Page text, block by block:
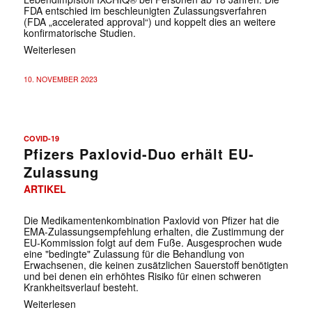
FDA entschied im beschleunigten Zulassungsverfahren
(FDA „accelerated approval“) und koppelt dies an weitere
konfirmatorische Studien.
Weiterlesen
10. NOVEMBER 2023
COVID-19
Pfizers Paxlovid-Duo erhält EU-
Zulassung
ARTIKEL
Die Medikamentenkombination Paxlovid von Pfizer hat die
EMA-Zulassungsempfehlung erhalten, die Zustimmung der
EU-Kommission folgt auf dem Fuße. Ausgesprochen wude
eine "bedingte" Zulassung für die Behandlung von
Erwachsenen, die keinen zusätzlichen Sauerstoff benötigten
und bei denen ein erhöhtes Risiko für einen schweren
Krankheitsverlauf besteht.
Weiterlesen